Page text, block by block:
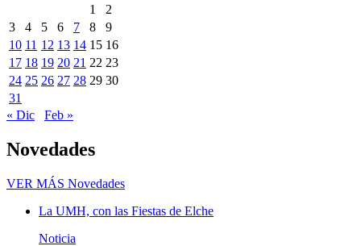
1
2
3
4 5 6 7 8
9
10 11 12 13 14 15 16
17 18 19 20 21 22 23
24 25 26 27 28 29 30
31
« Dic
Feb »
Novedades
VER MÁS Novedades
La UMH, con las Fiestas de Elche
Noticia